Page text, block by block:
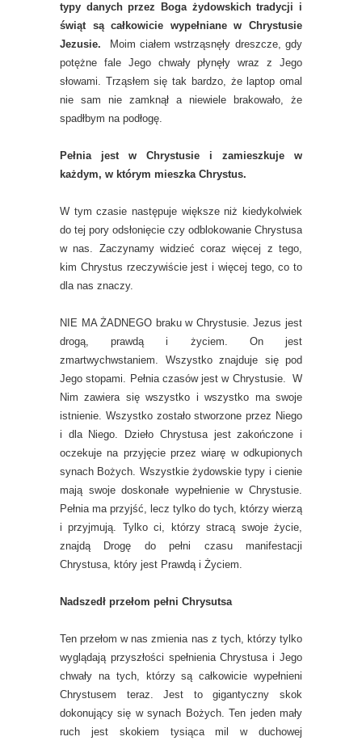
typy danych przez Boga żydowskich tradycji i
świąt są całkowicie wypełniane w Chrystusie
Jezusie.
Moim ciałem wstrząsnęły dreszcze, gdy
potężne fale Jego chwały płynęły wraz z Jego
słowami. Trząsłem się tak bardzo, że laptop omal
nie sam nie zamknął a niewiele brakowało, że
spadłbym na podłogę.
Pełnia jest w Chrystusie i zamieszkuje w
każdym, w którym mieszka Chrystus.
W tym czasie następuje większe niż kiedykolwiek
do tej pory odsłonięcie czy odblokowanie Chrystusa
w nas. Zaczynamy widzieć coraz więcej z tego,
kim Chrystus rzeczywiście jest i więcej tego, co to
dla nas znaczy.
NIE MA ŻADNEGO braku w Chrystusie. Jezus jest
drogą, prawdą i życiem. On jest
zmartwychwstaniem. Wszystko znajduje się pod
Jego stopami. Pełnia czasów jest w Chrystusie. W
Nim zawiera się wszystko i wszystko ma swoje
istnienie. Wszystko zostało stworzone przez Niego
i dla Niego. Dzieło Chrystusa jest zakończone i
oczekuje na przyjęcie przez wiarę w odkupionych
synach Bożych. Wszystkie żydowskie typy i cienie
mają swoje doskonałe wypełnienie w Chrystusie.
Pełnia ma przyjść, lecz tylko do tych, którzy wierzą
i przyjmują. Tylko ci, którzy stracą swoje życie,
znajdą Drogę do pełni czasu manifestacji
Chrystusa, który jest Prawdą i Życiem.
Nadszedł przełom pełni Chrysutsa
Ten przełom w nas zmienia nas z tych, którzy tylko
wyglądają przyszłości spełnienia Chrystusa i Jego
chwały na tych, którzy są całkowicie wypełnieni
Chrystusem teraz. Jest to gigantyczny skok
dokonujący się w synach Bożych. Ten jeden mały
ruch jest skokiem tysiąca mil w duchowej